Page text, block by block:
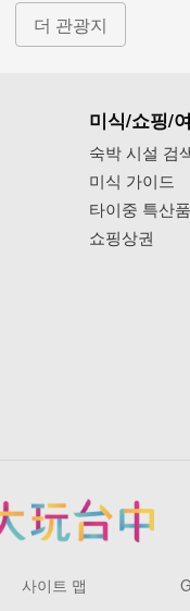
더 관광지
미식/쇼핑/
숙박 시설 검
미식 가이드
타이중 특산품
쇼핑상권
사이트 맵